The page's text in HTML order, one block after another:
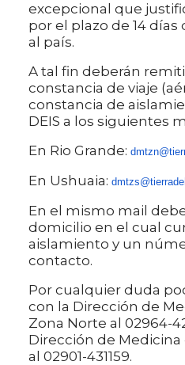
excepcional que
por el plazo de 14
al país.
A tal fin deberán
constancia de viaje
constancia de
DEIS a los siguientes
En Rio Grande:
En Ushuaia:
En el mismo mail
domicilio en el cual
aislamiento y un
contacto.
Por cualquier duda
con la Dirección de
Zona Norte al 02964-
Dirección de Medicina
al 02901-431159.